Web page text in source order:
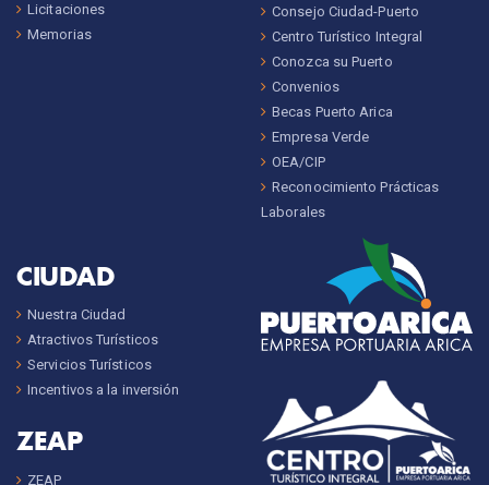
Licitaciones
Memorias
Consejo Ciudad-Puerto
Centro Turístico Integral
Conozca su Puerto
Convenios
Becas Puerto Arica
Empresa Verde
OEA/CIP
Reconocimiento Prácticas
Laborales
CIUDAD
Nuestra Ciudad
Atractivos Turísticos
Servicios Turísticos
Incentivos a la inversión
ZEAP
ZEAP